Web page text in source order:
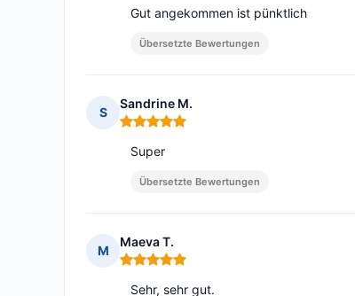
Gut angekommen ist pünktlich
Übersetzte Bewertungen
S
Sandrine M.
Hinweis: 5 von 5
Super
Übersetzte Bewertungen
M
Maeva T.
Hinweis: 5 von 5
Sehr, sehr gut.